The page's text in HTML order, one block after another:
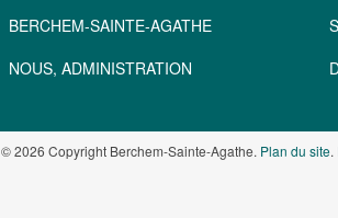
BERCHEM-SAINTE-AGATHE
NOUS, ADMINISTRATION
© 2026 Copyright Berchem-Sainte-Agathe. Plan du site.